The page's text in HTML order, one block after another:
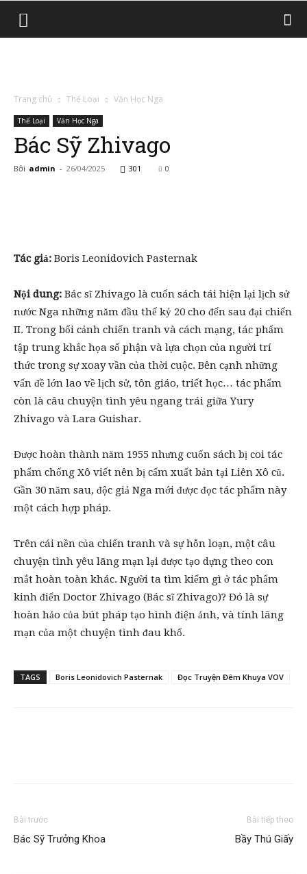
Trang chủ Thể Loại Văn Học Nga
Thể Loại Văn Học Nga
Bác Sỹ Zhivago
Bởi admin - 26/04/2025 301 0
Tác giả: Boris Leonidovich Pasternak
Nội dung: Bác sĩ Zhivago là cuốn sách tái hiện lại lịch sử
nước Nga những năm đầu thế kỷ 20 cho đến sau đại chiến
II. Trong bối cảnh chiến tranh và cách mạng, tác phẩm
tập trung khắc họa số phận và lựa chọn của người trí
thức trong sự xoay vần của thời cuộc. Bên cạnh những
vấn đề lớn lao về lịch sử, tôn giáo, triết học… tác phẩm
còn là câu chuyện tình yêu ngang trái giữa Yury
Zhivago và Lara Guishar.
Được hoàn thành năm 1955 nhưng cuốn sách bị coi tác
phẩm chống Xô viết nên bị cấm xuất bản tại Liên Xô cũ.
Gần 30 năm sau, độc giả Nga mới được đọc tác phẩm này
một cách hợp pháp.
Trên cái nền của chiến tranh và sự hỗn loạn, một câu
chuyện tình yêu lãng mạn lại được tạo dựng theo con
mắt hoàn toàn khác. Người ta tìm kiếm gì ở tác phẩm
kinh điển Doctor Zhivago (Bác sĩ Zhivago)? Đó là sự
hoàn hảo của bút pháp tạo hình điện ảnh, và tính lãng
mạn của một chuyện tình đau khổ.
TAGS Boris Leonidovich Pasternak Đọc Truyện Đêm Khuya VOV
Bài trước
Bác Sỹ Trưởng Khoa
Bài tiếp theo
Bầy Thú Giấy